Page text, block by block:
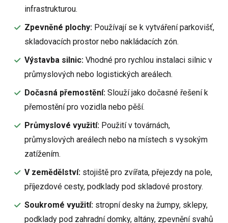
infrastrukturou.
Zpevněné plochy: Používají se k vytváření parkovišť,
skladovacích prostor nebo nakládacích zón.
Výstavba silnic: Vhodné pro rychlou instalaci silnic v
průmyslových nebo logistických areálech.
Dočasná přemostění: Slouží jako dočasné řešení k
přemostění pro vozidla nebo pěší.
Průmyslové využití: Použití v továrnách,
průmyslových areálech nebo na místech s vysokým
zatížením.
V zemědělství: stojiště pro zvířata, přejezdy na pole,
příjezdové cesty, podklady pod skladové prostory.
Soukromé využití: stropní desky na žumpy, sklepy,
podklady pod zahradní domky, altány, zpevnění svahů